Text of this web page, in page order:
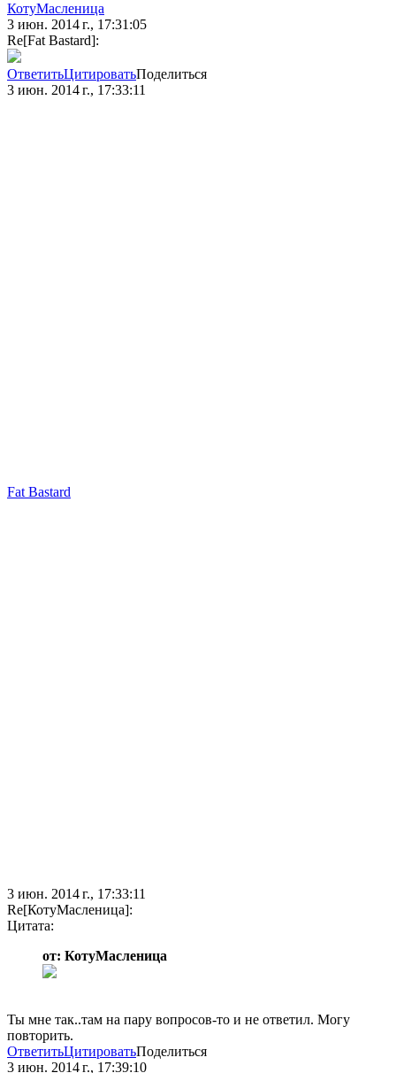
КотуМасленица
3 июн. 2014 г., 17:31:05
Re[Fat Bastard]:
ОтветитьЦитироватьПоделиться
3 июн. 2014 г., 17:33:11
Fat Bastard
3 июн. 2014 г., 17:33:11
Re[КотуМасленица]:
Цитата:
от: КотуМасленица
Ты мне так..там на пару вопросов-то и не ответил. Могу
повторить.
ОтветитьЦитироватьПоделиться
3 июн. 2014 г., 17:39:10